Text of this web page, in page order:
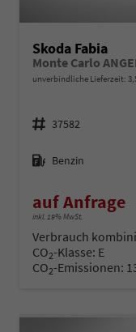
Skoda Fabia
unverbindliche Lieferzeit:
Fahrzeugnr.
37582
Kraftstoff
Benzin
auf Anfrage
inkl. 19% MwSt.
Verbrauch
CO2-Klasse: E
CO2-Emissionen: